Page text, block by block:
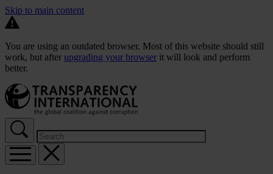
Skip to main content
You are using an outdated browser. Most of this website should still
work, but after upgrading your browser it will look and perform
better.